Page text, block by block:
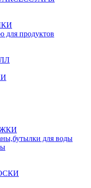
продуктов
для воды